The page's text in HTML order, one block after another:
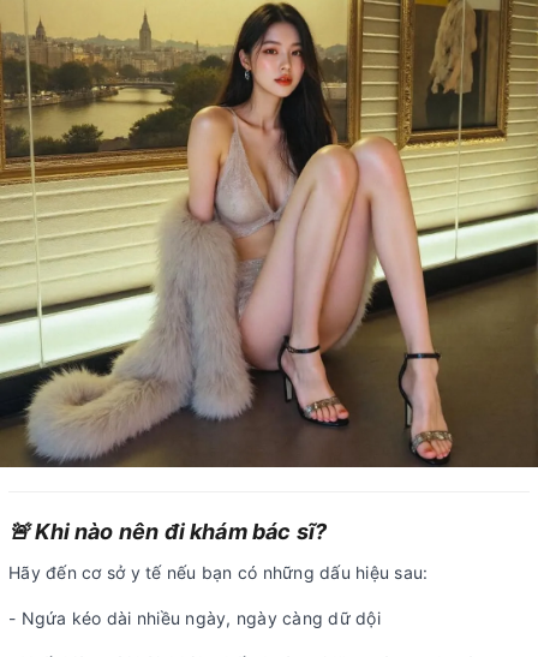
🚨 Khi nào nên đi khám bác sĩ?
Hãy đến cơ sở y tế nếu bạn có những dấu hiệu sau:
- Ngứa kéo dài nhiều ngày, ngày càng dữ dội